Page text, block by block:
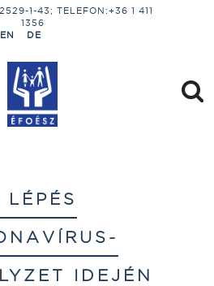
1-43; TELEFON:+36 1 411
1356
EN DE
LÉPÉS
IDEJÉN